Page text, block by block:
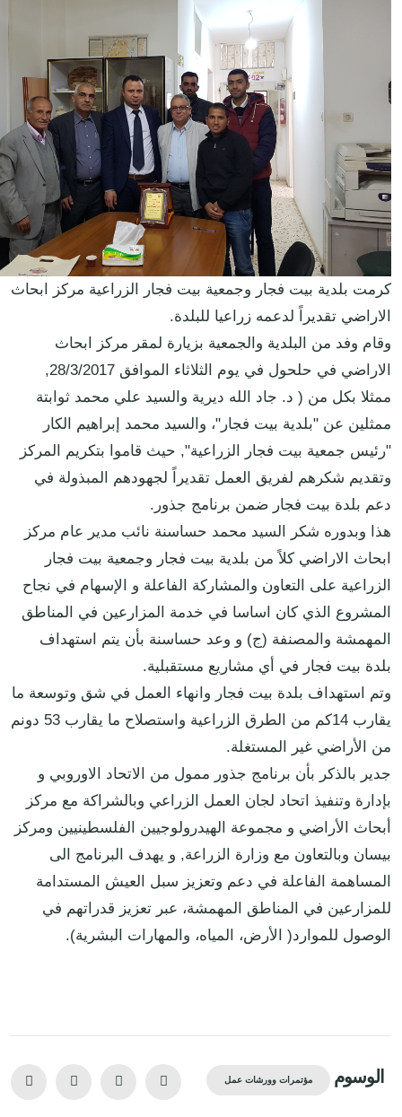
كرمت بلدية بيت فجار وجمعية بيت فجار الزراعية مركز ابحاث
الاراضي تقديراً لدعمه زراعيا للبلدة.
وقام وفد من البلدية والجمعية بزيارة لمقر مركز ابحاث
الاراضي في حلحول في يوم الثلاثاء الموافق 28/3/2017,
ممثلا بكل من ( د. جاد الله ديرية والسيد علي محمد ثوابتة
ممثلين عن "بلدية بيت فجار"، والسيد محمد إبراهيم الكار
"رئيس جمعية بيت فجار الزراعية", حيث قاموا بتكريم المركز
وتقديم شكرهم لفريق العمل تقديراً لجهودهم المبذولة في
دعم بلدة بيت فجار ضمن برنامج جذور.
هذا وبدوره شكر السيد محمد حساسنة نائب مدير عام مركز
ابحاث الاراضي كلاً من بلدية بيت فجار وجمعية بيت فجار
الزراعية على التعاون والمشاركة الفاعلة و الإسهام في نجاح
المشروع الذي كان اساسا في خدمة المزارعين في المناطق
المهمشة والمصنفة (ج) و وعد حساسنة بأن يتم استهداف
بلدة بيت فجار في أي مشاريع مستقبلية.
وتم استهداف بلدة بيت فجار وانهاء العمل في شق وتوسعة ما
يقارب 14كم من الطرق الزراعية واستصلاح ما يقارب 53 دونم
من الأراضي غير المستغلة.
جدير بالذكر بأن برنامج جذور ممول من الاتحاد الاوروبي و
بإدارة وتنفيذ اتحاد لجان العمل الزراعي وبالشراكة مع مركز
أبحاث الأراضي و مجموعة الهيدرولوجيين الفلسطينيين ومركز
بيسان وبالتعاون مع وزارة الزراعة, و يهدف البرنامج الى
المساهمة الفاعلة في دعم وتعزيز سبل العيش المستدامة
للمزارعين في المناطق المهمشة، عبر تعزيز قدراتهم في
الوصول للموارد( الأرض، المياه، والمهارات البشرية).
الوسوم مؤتمرات وورشات عمل